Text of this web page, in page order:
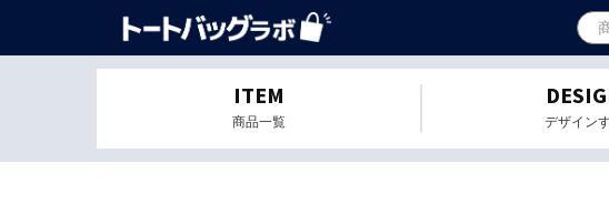
ITEM
商品一覧 デザイン